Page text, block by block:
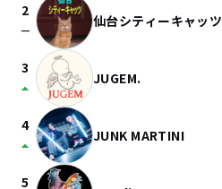
2
check_indeterminate_small 仙台シティーキャッツ
3
arrow_drop_up JUGEM.
4
arrow_drop_up JUNK MARTINI
5